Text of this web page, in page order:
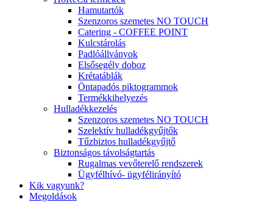
Hamutartók
Szenzoros szemetes NO TOUCH
Catering - COFFEE POINT
Kulcstárolás
Padlóállványok
Elsősegély doboz
Krétatáblák
Öntapadós piktogrammok
Termékkihelyezés
Hulladékkezelés
Szenzoros szemetes NO TOUCH
Szelektív hulladékgyűjtők
Tűzbiztos hulladékgyűjtő
Biztonságos távolságtartás
Rugalmas vevőterelő rendszerek
Ügyfélhívó- ügyfélirányító
Kik vagyunk?
Megoldások